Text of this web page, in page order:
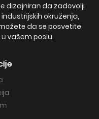
dizajniran da zadovolji
okruženja,
da se posvetite
vašem poslu.